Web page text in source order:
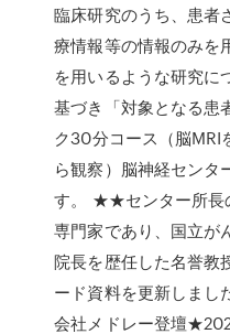
臨床研究のうち、患者
療情報等の情報のみを
を用いるような研究に
基づき「対象となる患
ク30分コース（脳MRI
ら観察）脳神経センタ
す。 ★★センター所長
専門家であり、国立が
院長を歴任した名誉教
ード資料を更新しま
会社メドレー登壇